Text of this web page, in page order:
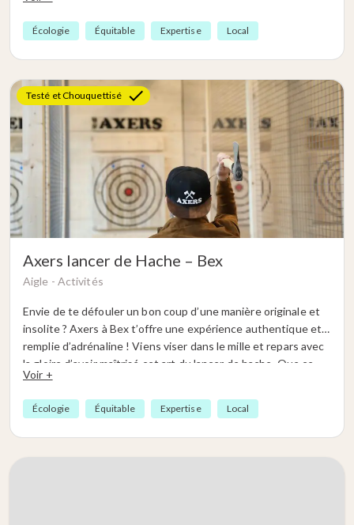
monde y arrive et en toute sécurité, parole de Chouquette !
Seul·e ou en groupe, sur 1h ou plus, tu participes à une série
de mini-jeux avec des objectifs différents pour chacun. Un
plaisir en pratiquant aussi à
Écologie Équitable Expertise Local
Testé et Chouquettisé
Axers lancer de Hache – Bex
Aigle - Activités
Envie de te défouler un bon coup d’une manière originale et
insolite ? Axers à Bex t’offre une expérience authentique et
remplie d’adrénaline ! Viens viser dans le mille et repars avec
la gloire d’avoir maîtrisé cet art du lancer de hache. Que ce
soit pour un anniversaire, un team building, un enterrement
de vie de célibataire ou une sortie en couple, l’axe throwing
à Bex promet une aventure inoubliable. Un bar et d’autres
Voir +
Écologie Équitable Expertise Local